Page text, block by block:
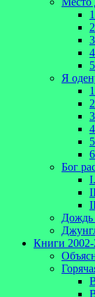
Я
Бог
Дождь
Книги 2002-